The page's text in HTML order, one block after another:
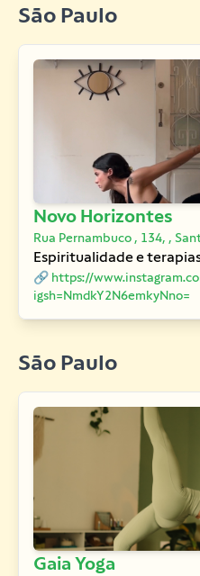
São Paulo
Novo Horizontes
Rua Pernambuco , 134, ,
Espiritualidade e
🔗 https://
igsh=NmdkY2N6emkyNno=
São Paulo
Gaia Yoga